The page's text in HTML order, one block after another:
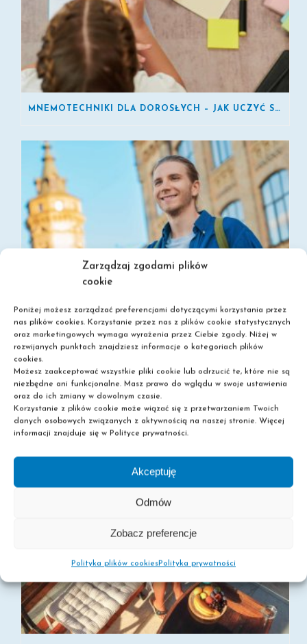
Zarządzaj zgodami plików
cookie
Poniżej możesz zarządzać preferencjami dotyczącymi korzystania przez
nas plików cookies. Korzystanie przez nas z plików cookie statystycznych
oraz marketingowych wymaga wyrażenia przez Ciebie zgody. Niżej w
rozwijanych punktach znajdziesz informacje o kategoriach plików
cookies.
Możesz zaakceptować wszystkie pliki cookie lub odrzucić te, które nie są
niezbędne ani funkcjonalne. Masz prawo do wglądu w swoje ustawienia
oraz do ich zmiany w dowolnym czasie.
Korzystanie z plików cookie może wiązać się z przetwarzaniem Twoich
danych osobowych związanych z aktywnością na naszej stronie. Więcej
informacji znajduje się w Polityce prywatności.
Akceptuję
Odmów
Zobacz preferencje
Polityka plików cookiesPolityka prywatności
MNEMOTECHNIKI DLA DOROSŁYCH – JAK UCZYĆ SIĘ SZYBCIEJ?